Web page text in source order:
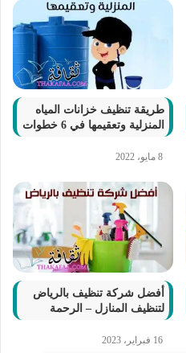
طريقة تنظيف خزانات المياه
المنزلية وتعقيمها في 6 خطوات
8 مايو، 2022
أفضل شركة تنظيف بالرياض
لتنظيف المنازل – الرحمة
16 فبراير، 2023